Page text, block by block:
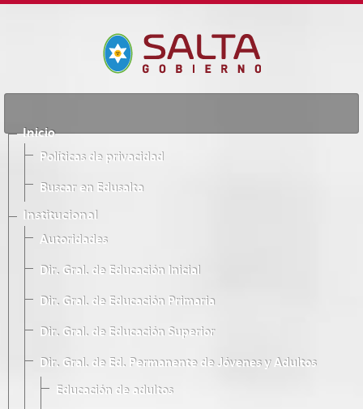
Inicio
Políticas de privacidad
Buscar en Edusalta
Institucional
Autoridades
Dir. Gral. de Educación Inicial
Dir. Gral. de Educación Primaria
Dir. Gral. de Educación Superior
Dir. Gral. de Ed. Permanente de Jóvenes y Adultos
Educación de adultos